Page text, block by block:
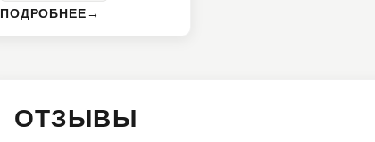
ПОДРОБНЕЕ→
ОТЗЫВЫ